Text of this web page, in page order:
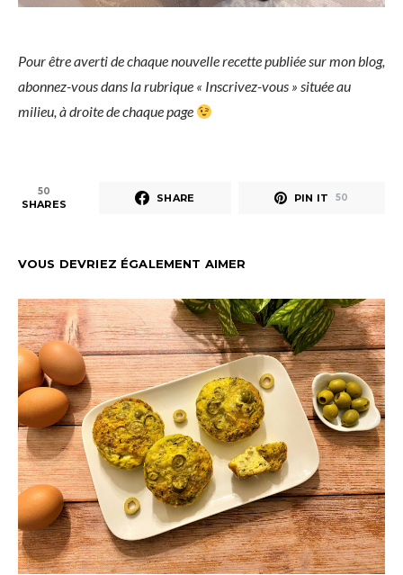
Pour être averti de chaque nouvelle recette publiée sur mon blog,
abonnez-vous dans la rubrique « Inscrivez-vous » située au
milieu, à droite de chaque page
50
SHARES SHARE PIN IT 50
VOUS DEVRIEZ ÉGALEMENT AIMER